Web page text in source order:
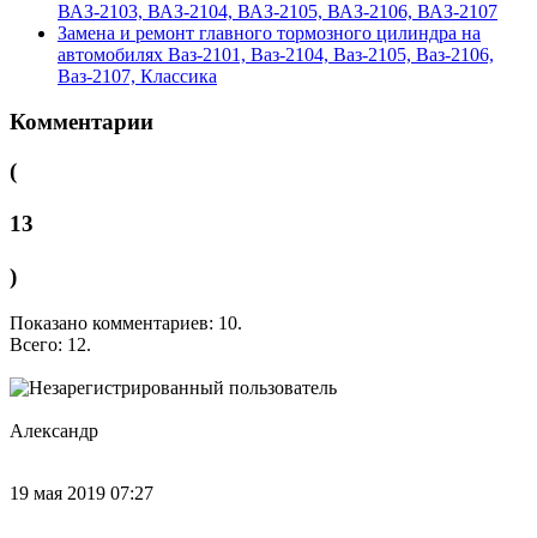
ВАЗ-2103, ВАЗ-2104, ВАЗ-2105, ВАЗ-2106, ВАЗ-2107
Замена и ремонт главного тормозного цилиндра на
автомобилях Ваз-2101, Ваз-2104, Ваз-2105, Ваз-2106,
Ваз-2107, Классика
Комментарии
(
13
)
Показано комментариев: 10.
Всего: 12.
Александр
19 мая 2019 07:27